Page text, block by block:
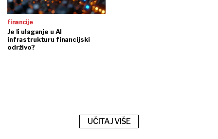
financije
Je li ulaganje u AI
infrastrukturu financijski
održivo?
UČITAJ VIŠE